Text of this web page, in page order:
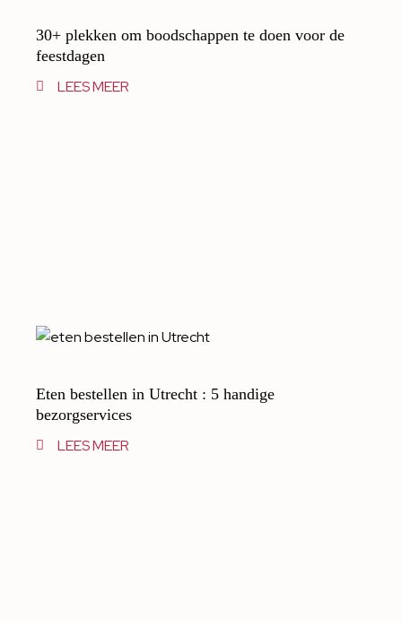
30+ plekken om boodschappen te doen voor de
feestdagen
LEES MEER
Eten bestellen in Utrecht : 5 handige
bezorgservices
LEES MEER